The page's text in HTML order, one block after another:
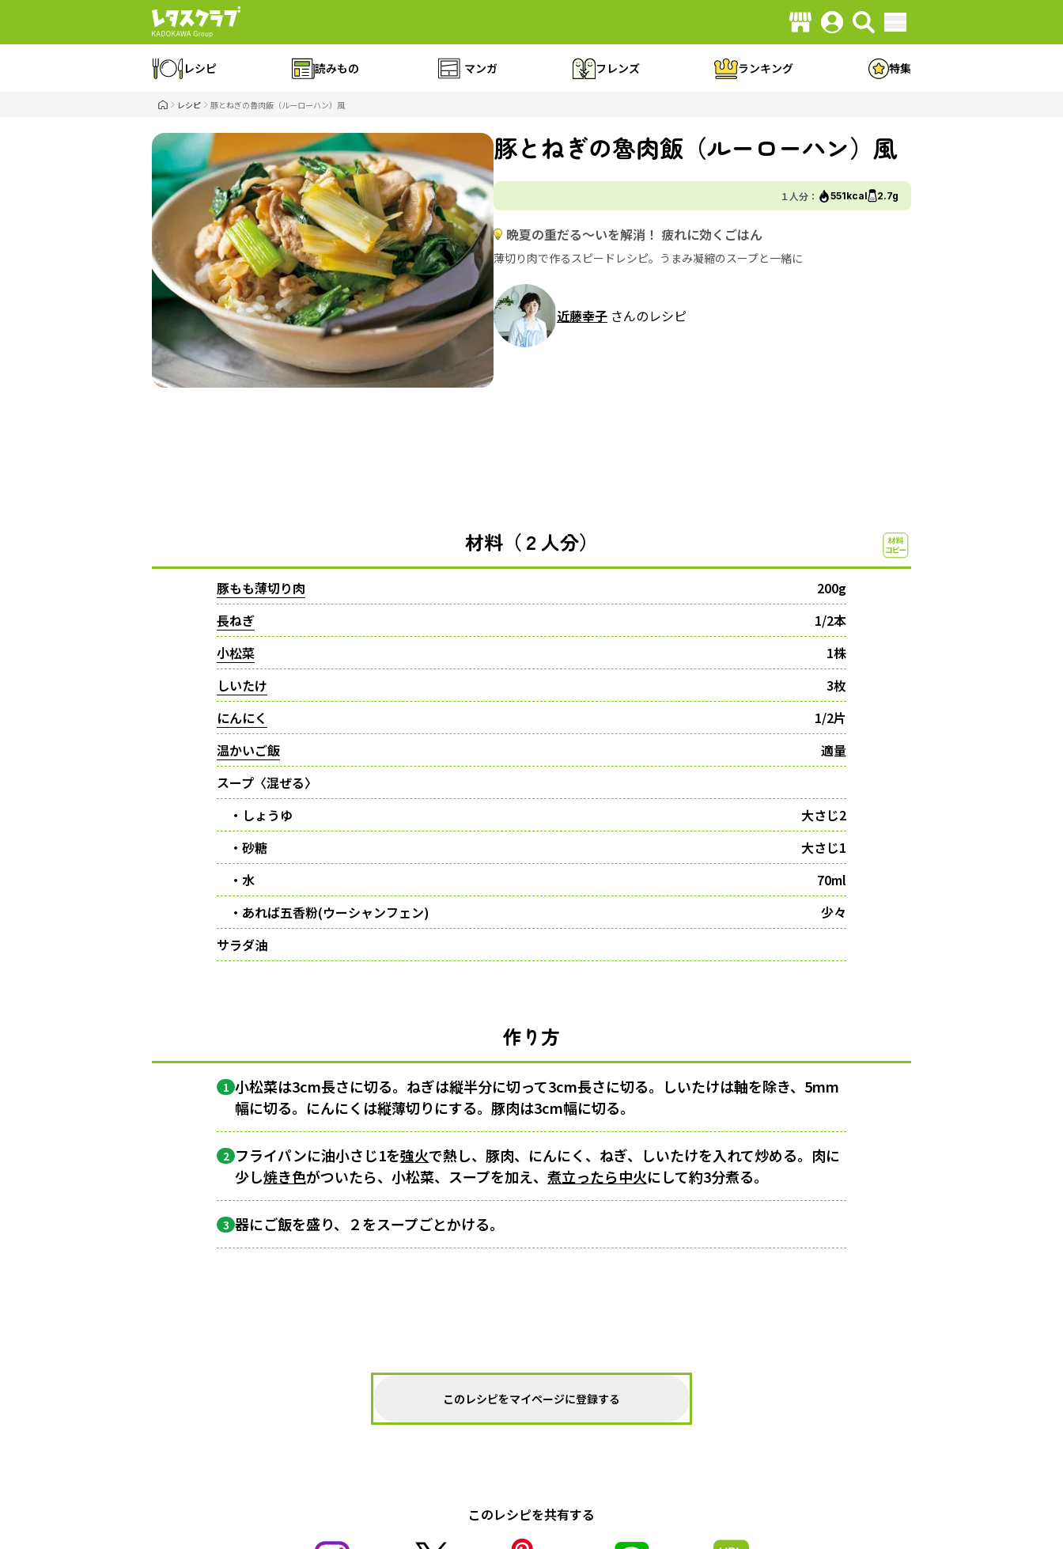
レシピ 読みもの マンガ フレンズ ランキング 特集
レシピ 豚とねぎの魯肉飯（ルーローハン）風
豚とねぎの魯肉飯（ルーローハン）風
１人分： 551kcal 2.7g
晩夏の重だる～いを解消！ 疲れに効くごはん
薄切り肉で作るスピードレシピ。うまみ凝縮のスープと一緒に
近藤幸子 さんのレシピ
材料（２人分）
豚もも薄切り肉
200g
長ねぎ
1/2本
小松菜
1株
しいたけ
3枚
にんにく
1/2片
温かいご飯
適量
スープ〈混ぜる〉
・しょうゆ
大さじ2
・砂糖
大さじ1
・水
70ml
・あれば五香粉(ウーシャンフェン)
少々
サラダ油
作り方
1 小松菜は3cm長さに切る。ねぎは縦半分に切って3cm長さに切る。しいたけは軸を除き、5mm
幅に切る。にんにくは縦薄切りにする。豚肉は3cm幅に切る。
2 フライパンに油小さじ1を強火で熱し、豚肉、にんにく、ねぎ、しいたけを入れて炒める。肉に
少し焼き色がついたら、小松菜、スープを加え、煮立ったら中火にして約3分煮る。
3 器にご飯を盛り、２をスープごとかける。
このレシピをマイページに登録する
このレシピを共有する